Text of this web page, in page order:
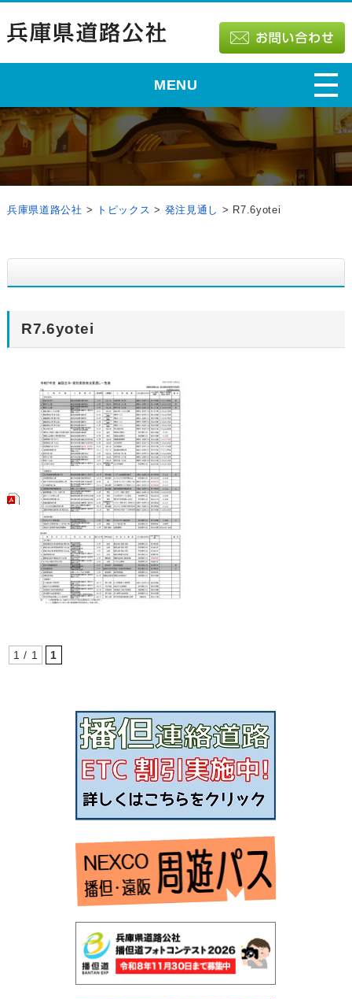
MENU
兵庫県道路公社 > トピックス > 発注見通し > R7.6yotei
R7.6yotei
1 / 1 1